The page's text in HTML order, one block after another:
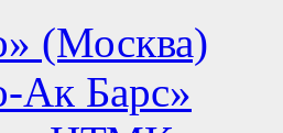
(Москва)
Ак Барс»